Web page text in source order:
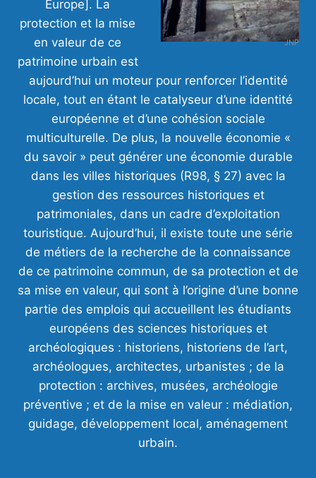
JNP
Europe]. La
protection et la mise
en valeur de ce
patrimoine urbain est
aujourd’hui un moteur pour renforcer l’identité
locale, tout en étant le catalyseur d’une identité
européenne et d’une cohésion sociale
multiculturelle. De plus, la nouvelle économie «
du savoir » peut générer une économie durable
dans les villes historiques (R98, § 27) avec la
gestion des ressources historiques et
patrimoniales, dans un cadre d’exploitation
touristique. Aujourd’hui, il existe toute une série
de métiers de la recherche de la connaissance
de ce patrimoine commun, de sa protection et de
sa mise en valeur, qui sont à l’origine d’une bonne
partie des emplois qui accueillent les étudiants
européens des sciences historiques et
archéologiques : historiens, historiens de l’art,
archéologues, architectes, urbanistes ; de la
protection : archives, musées, archéologie
préventive ; et de la mise en valeur : médiation,
guidage, développement local, aménagement
urbain.